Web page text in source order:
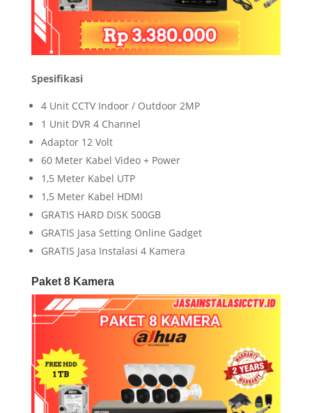
Spesifikasi
4 Unit CCTV Indoor / Outdoor 2MP
1 Unit DVR 4 Channel
Adaptor 12 Volt
60 Meter Kabel Video + Power
1,5 Meter Kabel UTP
1,5 Meter Kabel HDMI
GRATIS HARD DISK 500GB
GRATIS Jasa Setting Online Gadget
GRATIS Jasa Instalasi 4 Kamera
Paket 8 Kamera